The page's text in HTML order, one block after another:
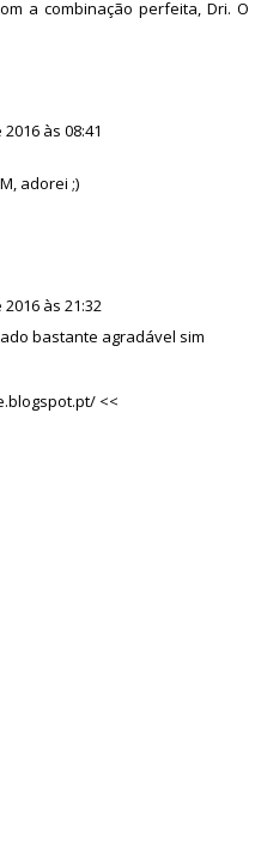
a combinação perfeita, Dri. O
às 08:41
adorei ;)
às 21:32
bastante agradável sim
<<